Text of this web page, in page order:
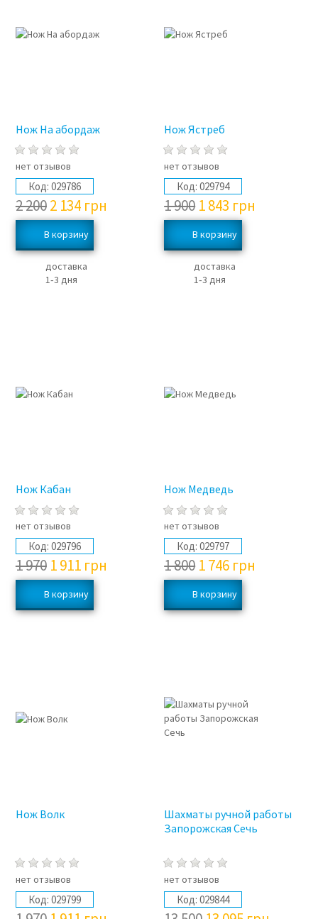
Нож На абордаж
нет отзывов
Код: 029786
2 2002 134 грн
доставка
1‑3 дня
Нож Ястреб
нет отзывов
Код: 029794
1 9001 843 грн
доставка
1‑3 дня
Нож Кабан
нет отзывов
Код: 029796
1 9701 911 грн
Нож Медведь
нет отзывов
Код: 029797
1 8001 746 грн
Нож Волк
нет отзывов
Код: 029799
Шахматы ручной работы
Запорожская Сечь
нет отзывов
Код: 029844